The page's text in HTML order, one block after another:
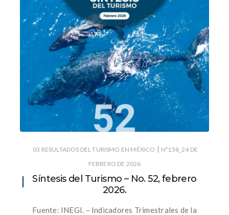
03 RESULTADOS DEL TURISMO EN MÉXICO | Nº158_24 DE
FEBRERO DE 2026
Síntesis del Turismo – No. 52, febrero
2026.
Fuente: INEGI. – Indicadores Trimestrales de la